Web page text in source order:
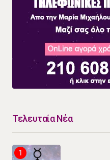
Τελευταία Νέα